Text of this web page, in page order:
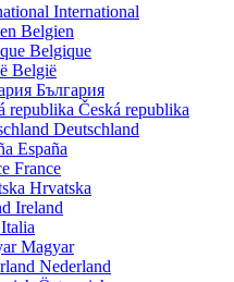
International
Belgien
Belgique
België
България
Česká republika
Deutschland
España
France
Hrvatska
Ireland
Italia
Magyar
Nederland